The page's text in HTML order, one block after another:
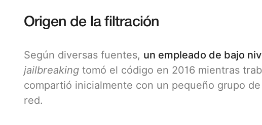
Origen de la filtración
Según diversas fuentes, un empleado de bajo
jailbreakingtomó el código en 2016 mientras
compartió inicialmente con un pequeño grupo
red.